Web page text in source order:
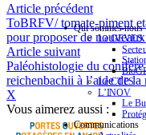
Article précédent
ToBRFV/ tomate-piment
pour proposer de
Article suivant
Paléohistologie du
reichenbachii à l’aide de
X
Vous aimerez aussi :
Qui sommes-nous
Le GEVES
Le CTPS
L’INOV
Le
Communications